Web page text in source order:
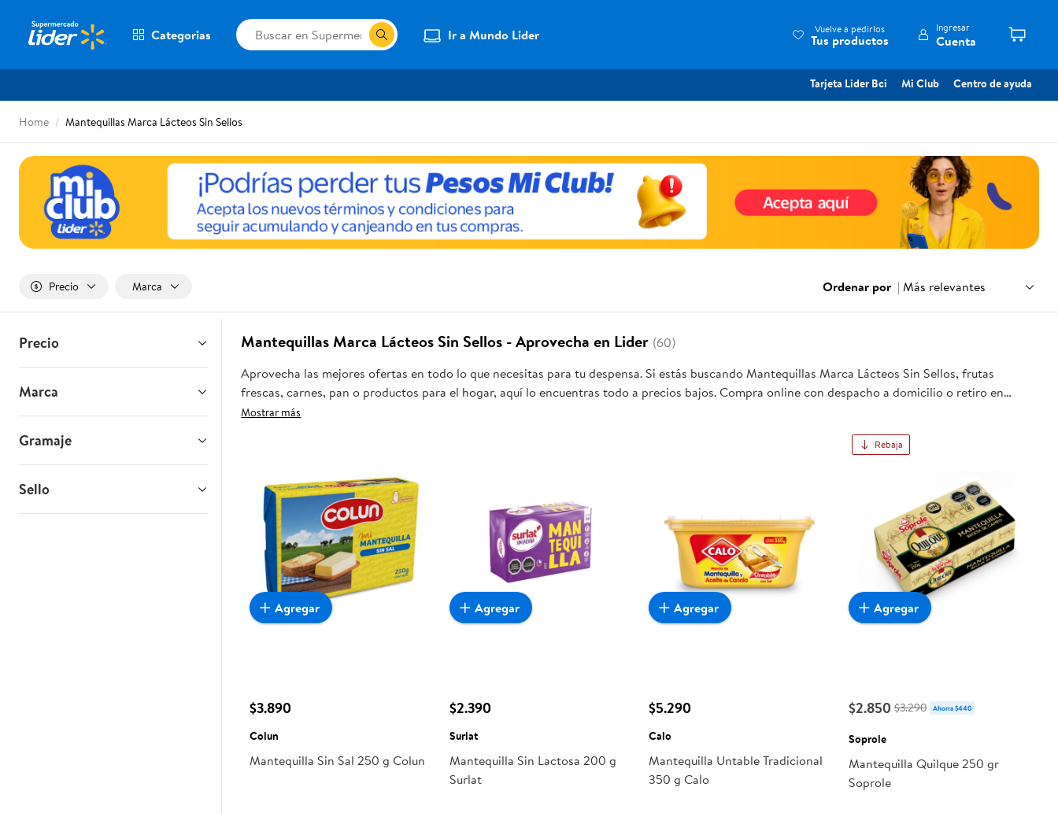
Categorias Ir a Mundo Lider Vuelve a pedirlos
Tus productos
Ingresar
Cuenta
Tarjeta Lider Bci Mi Club Centro de ayuda
Home Mantequillas Marca Lácteos Sin Sellos
Precio Marca Ordenar por | Más relevantes
Precio
Marca
Gramaje
Sello
Mantequillas Marca Lácteos Sin Sellos - Aprovecha en Lider (60)
Aprovecha las mejores ofertas en todo lo que necesitas para tu despensa. Si estás buscando Mantequillas Marca Lácteos Sin Sellos, frutas
frescas, carnes, pan o productos para el hogar, aquí lo encuentras todo a precios bajos. Compra online con despacho a domicilio o retiro en
tienda, y haz que esta oportunidad sea realmente conveniente para ti y tu familia.
Mostrar más
$3.890
Colun
Mantequilla Sin Sal 250 g Colun
Agregar
$2.390
Surlat
Mantequilla Sin Lactosa 200 g
Surlat
Agregar
$5.290
Calo
Mantequilla Untable Tradicional
350 g Calo
Agregar
Rebaja
$2.850 $3.290 Ahorra $440
Soprole
Mantequilla Quilque 250 gr
Soprole
Agregar